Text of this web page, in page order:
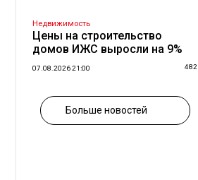
Недвижимость
Цены на строительство
домов ИЖС выросли на 9%
07.08.2026 21:00 482
Больше новостей